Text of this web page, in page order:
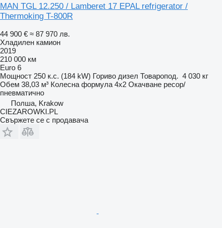
MAN TGL 12.250 / Lamberet 17 EPAL refrigerator /
Thermoking T-800R
44 900 € ≈ 87 970 лв.
Хладилен камион
2019
210 000 км
Euro 6
Мощност 250 к.с. (184 kW) Гориво дизел Товаропод. 4 030 кг
Обем 38,03 м³ Колесна формула 4x2 Окачване ресор/
пневматично
Полша, Krakow
CIEZAROWKI.PL
Свържете се с продавача